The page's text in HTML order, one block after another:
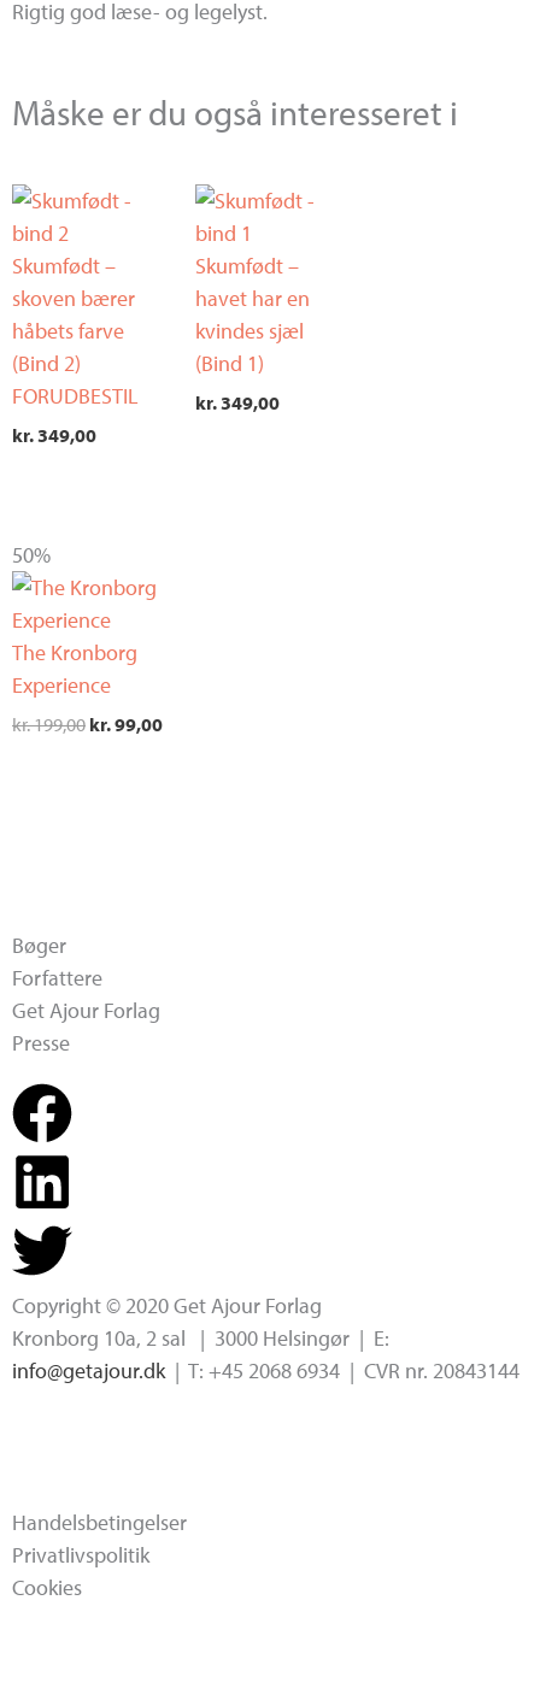
Rigtig god læse- og legelyst.
Måske er du også interesseret i
Skumfødt –
skoven bærer
håbets farve
(Bind 2)
FORUDBESTIL
kr.349,00
Skumfødt –
havet har en
kvindes sjæl
(Bind 1)
kr.349,00
50%
The Kronborg
Experience
kr.199,00
oprindelige
pris
var:
kr. 199,00.
kr.99,00
Bøger
Forfattere
Get Ajour Forlag
Presse
Copyright © 2020 Get Ajour Forlag
Kronborg 10a, 2 sal | 3000 Helsingør | E:
info@getajour.dk| T: +45 2068 6934 | CVR nr. 20843144
Handelsbetingelser
Privatlivspolitik
Cookies